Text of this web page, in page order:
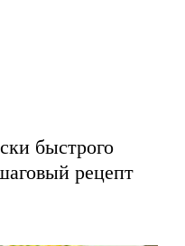
быстрого
рецепт